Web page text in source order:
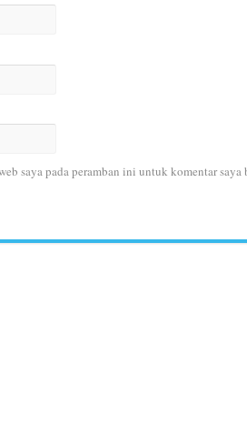
saya pada peramban ini untuk komentar